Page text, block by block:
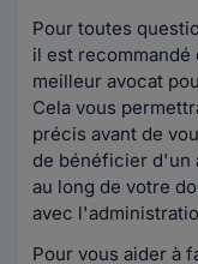
Pour toutes
il est
meilleur avocat
Cela vous
précis avant de
de bénéficier d'un
au long de votre
avec
Pour vous aider à